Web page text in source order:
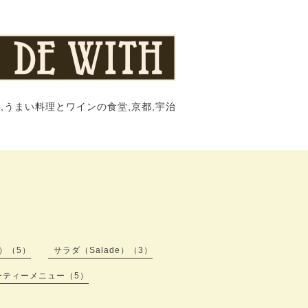
まい料理とワインの食堂,京都,宇治
（5） サラダ（Salade）（3）
ティーメニュー（5）